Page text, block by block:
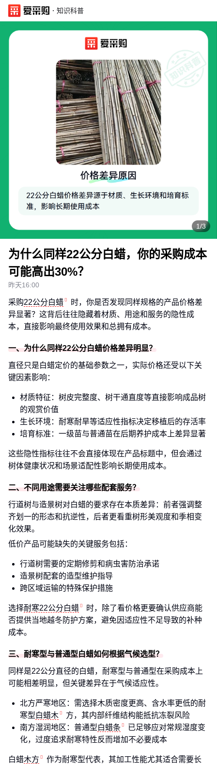
· 知识科普
1/3
为什么同样22公分白蜡，你的采购成本
可能高出30%？
昨天16:00
采购22公分白蜡
时，你是否发现同样规格的产品价格差
异显著？这背后往往隐藏着材质、用途和服务的隐性成
本，直接影响最终使用效果和总拥有成本。
一、为什么同样22公分白蜡价格差异明显？
直径只是白蜡定价的基础参数之一，实际价格还受以下关
键因素影响：
材质特征：树皮完整度、树干通直度等直接影响成品树
的观赏价值
生长环境：耐寒耐旱等适应性指标决定移植后的存活率
培育标准：一级苗与普通苗在后期养护成本上差异显著
这些隐性指标往往不会直接体现在产品标题中，但会通过
树体健康状况和场景适配性影响长期使用成本。
二、不同用途需要关注哪些配套服务？
行道树与造景树对白蜡的要求存在本质差异：前者强调整
齐划一的形态和抗逆性，后者更看重树形美观度和季相变
化效果。
低价产品可能缺失的关键服务包括：
行道树需要的定期修剪和病虫害防治承诺
造景树配套的造型维护指导
跨区域运输的特殊保护措施
选择耐寒22公分白蜡
时，除了看价格更要确认供应商能
否提供当地越冬防护方案，避免因适应性不足导致的补种
成本。
三、耐寒型与普通型白蜡如何根据气候选型？
同样是22公分直径的白蜡，耐寒型与普通型在采购成本上
可能相差明显，但关键差异在于气候适应性。
北方严寒地区：需选择木质密度更高、含水率更低的耐
寒型白蜡木
方，其内部纤维结构能抵抗冻裂风险
南方湿润地区：普通型白蜡条
已足够应对常规湿度变
化，过度追求耐寒特性反而增加不必要成本
白蜡木方
作为耐寒型代表，其加工性能尤其适合需要长